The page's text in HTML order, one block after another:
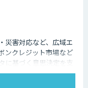
災害対応など、広域エ
ンクレジット市場など
に基づく意思決定を支